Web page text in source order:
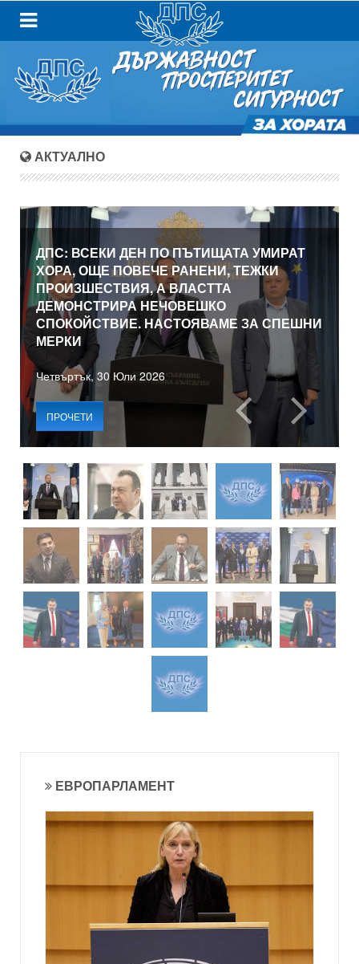
АКТУАЛНО
ДПС: ВСЕКИ ДЕН ПО ПЪТИЩАТА УМИРАТ
ХОРА, ОЩЕ ПОВЕЧЕ РАНЕНИ, ТЕЖКИ
ПРОИЗШЕСТВИЯ, А ВЛАСТТА
ДЕМОНСТРИРА НЕЧОВЕШКО
СПОКОЙСТВИЕ. НАСТОЯВАМЕ ЗА СПЕШНИ
МЕРКИ
Четвъртък, 30 Юли 2026
ПРОЧЕТИ
ЕВРОПАРЛАМЕНТ